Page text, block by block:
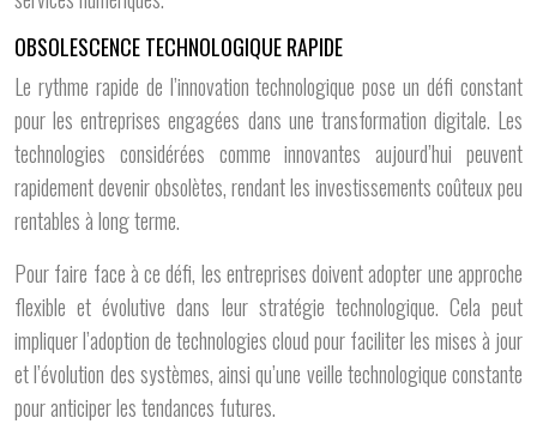
OBSOLESCENCE TECHNOLOGIQUE RAPIDE
Le rythme rapide de l’innovation technologique pose un défi constant
pour les entreprises engagées dans une transformation digitale. Les
technologies considérées comme innovantes aujourd’hui peuvent
rapidement devenir obsolètes, rendant les investissements coûteux peu
rentables à long terme.
Pour faire face à ce défi, les entreprises doivent adopter une approche
flexible et évolutive dans leur stratégie technologique. Cela peut
impliquer l’adoption de technologies cloud pour faciliter les mises à jour
et l’évolution des systèmes, ainsi qu’une veille technologique constante
pour anticiper les tendances futures.